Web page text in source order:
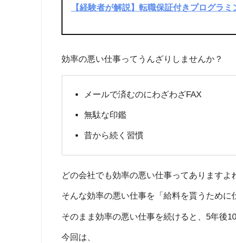
【経験者が解説】転職保証付きプログラ
効率の悪い仕事ってうんざりしませんか？
メールで済むのにわざわざFAX
無駄な印鑑
昔から続く習慣
どの会社でも効率の悪い仕事ってありますよ
そんな効率の悪い仕事を「給料を貰うため
そのまま効率の悪い仕事を続けると、5年後
今回は、